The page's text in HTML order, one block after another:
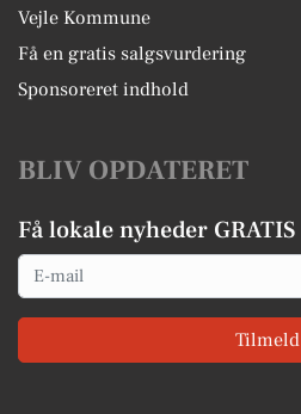
Vejle Kommune
Få en gratis salgsvurdering
Sponsoreret indhold
BLIV OPDATERET
Få lokale nyheder GRATIS
Email
Tilmeld